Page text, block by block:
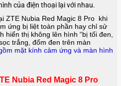
của điện thoại lại với nhau.
ZTE Nubia Red Magic 8 Pro khi
ứng bị liệt toàn phần hay chỉ sử
thị không lên hình “bị tối đen,
trắng, đốm đen trên màn
mặt kính cảm ứng và màn hình
Nubia Red Magic 8 Pro